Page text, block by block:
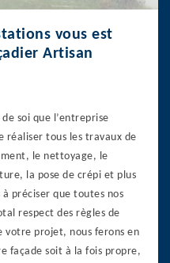
vous est
Artisan
soi que l’entreprise
réaliser tous les travaux de
le nettoyage, le
la pose de crépi et plus
préciser que toutes nos
respect des règles de
votre projet, nous ferons en
façade soit à la fois propre,